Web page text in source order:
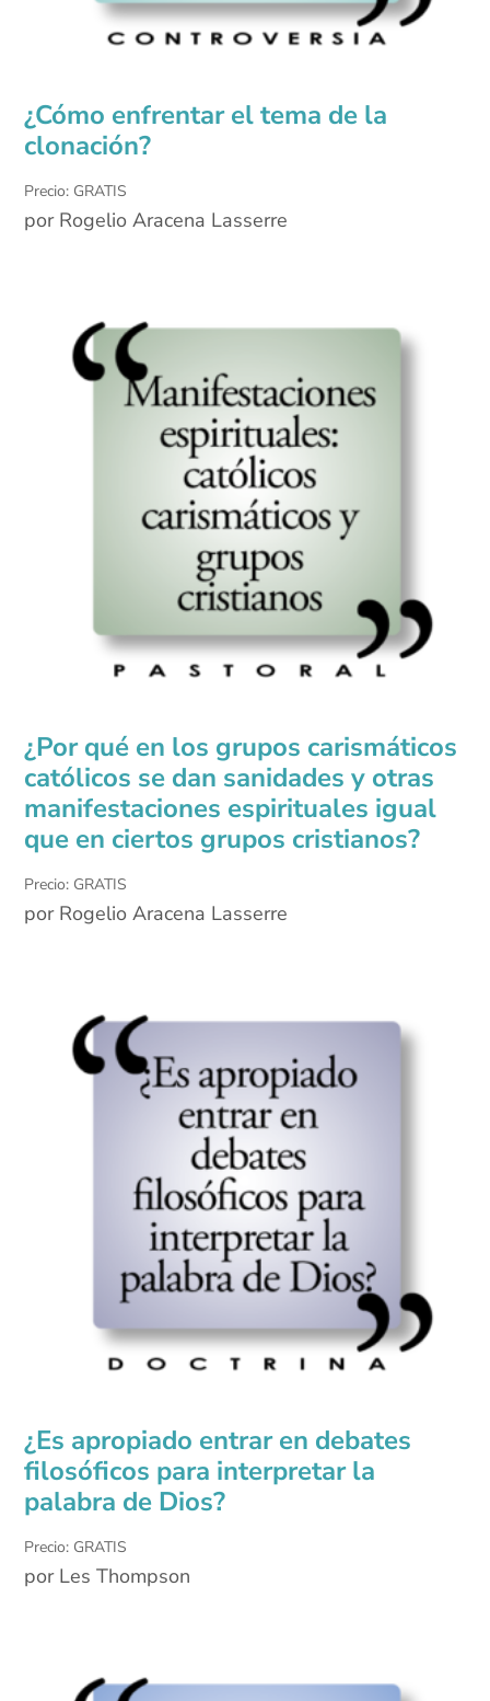
¿Cómo enfrentar el tema de la
clonación?
Precio: GRATIS
por Rogelio Aracena Lasserre
¿Por qué en los grupos carismáticos
católicos se dan sanidades y otras
manifestaciones espirituales igual
que en ciertos grupos cristianos?
Precio: GRATIS
por Rogelio Aracena Lasserre
¿Es apropiado entrar en debates
filosóficos para interpretar la
palabra de Dios?
Precio: GRATIS
por Les Thompson